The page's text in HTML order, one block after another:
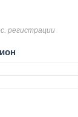
регистрации